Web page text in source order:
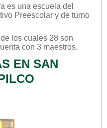
es una escuela del
Preescolar y de turno
los cuales 28 son
con 3 maestros.
EN SAN